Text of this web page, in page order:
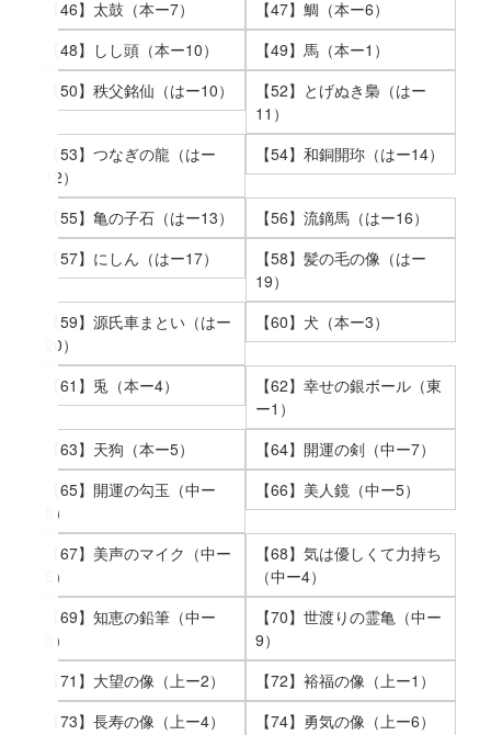
【46】太鼓（本ー7）
【47】鯛（本ー6）
【48】しし頭（本ー10）
【49】馬（本ー1）
【50】秩父銘仙（はー10）
【52】とげぬき梟（はー
11）
【53】つなぎの龍（はー
12）
【54】和銅開珎（はー14）
【55】亀の子石（はー13）
【56】流鏑馬（はー16）
【57】にしん（はー17）
【58】髪の毛の像（はー
19）
【59】源氏車まとい（はー
20）
【60】犬（本ー3）
【61】兎（本ー4）
【62】幸せの銀ボール（東
ー1）
【63】天狗（本ー5）
【64】開運の剣（中ー7）
【65】開運の勾玉（中ー
8）
【66】美人鏡（中ー5）
【67】美声のマイク（中ー
6）
【68】気は優しくて力持ち
（中ー4）
【69】知恵の鉛筆（中ー
3）
【70】世渡りの霊亀（中ー
9）
【71】大望の像（上ー2）
【72】裕福の像（上ー1）
【73】長寿の像（上ー4）
【74】勇気の像（上ー6）